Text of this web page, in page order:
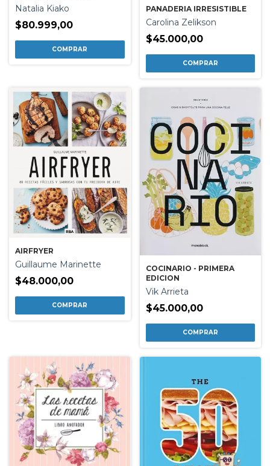
Natalia Kiako
$80.999,00
PANADERIA IRRESISTIBLE
Carolina Zelikson
$45.000,00
AIRFRYER
Guillaume Marinette
$48.000,00
COCINARIO - PRIMERA
EDICION
Vik Arrieta
$45.000,00